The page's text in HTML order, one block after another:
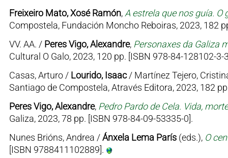
Freixeiro Mato, Xosé Ramón, A estrela que nos guía.
Compostela, Fundación Moncho Reboiras, 2023, 182
VV. AA. / Peres Vigo, Alexandre, Personaxes da Galiza
Cultural O Galo, 2023, 120 pp. [ISBN 978-84-128102-3-
Casas, Arturo / Lourido, Isaac/ Martínez Tejero,
Santiago de Compostela, Através Editora, 2023, 182
Peres Vigo, Alexandre, Pedro Pardo de Cela. Vida,
Galiza, 2023, 78 pp. [ISBN 978-84-09-53335-0].
Nunes Brións, Andrea /Ánxela Lema París(eds.), O
[ISBN 9788411102889].